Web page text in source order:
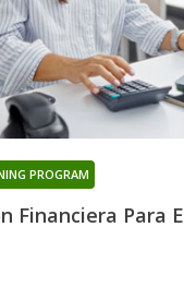
Financiera Para
PROGRAM